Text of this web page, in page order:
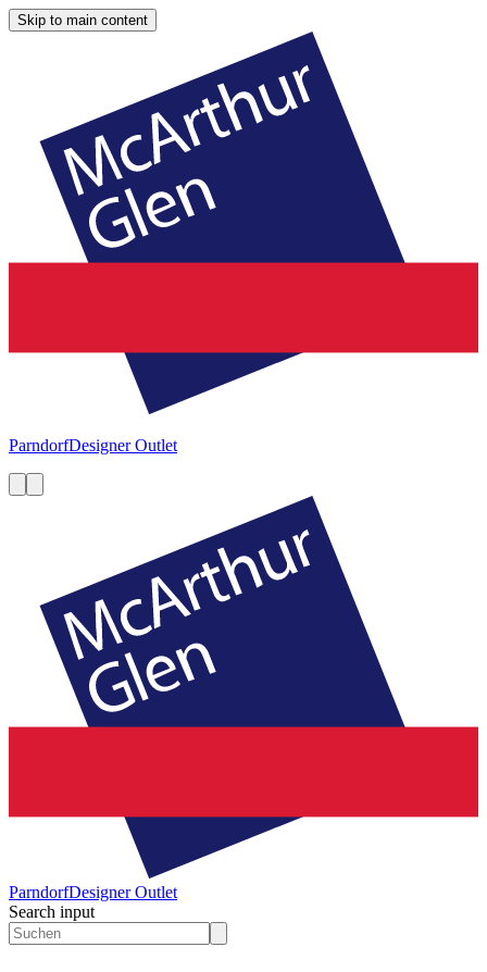
Skip to main content
ParndorfDesigner Outlet
ParndorfDesigner Outlet
Search input